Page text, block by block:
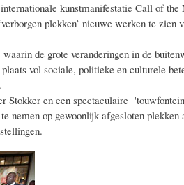
kunstmanifestatie Call of
plekken’ nieuwe werken te zien
waarin de grote veranderingen in de
vol sociale, politieke en culturele
Stokker en een spectaculaire
op gewoonlijk afgesloten plekken